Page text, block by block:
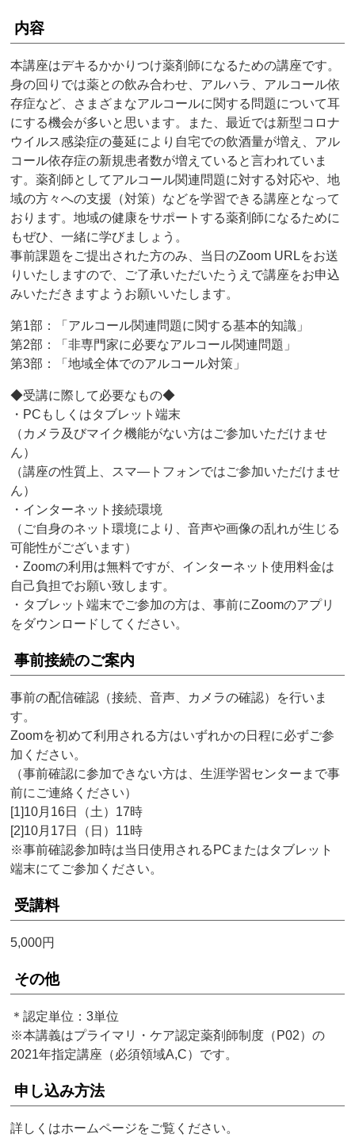
内容
本講座はデキるかかりつけ薬剤師になるための講座です。
身の回りでは薬との飲み合わせ、アルハラ、アルコール依
存症など、さまざまなアルコールに関する問題について耳
にする機会が多いと思います。また、最近では新型コロナ
ウイルス感染症の蔓延により自宅での飲酒量が増え、アル
コール依存症の新規患者数が増えていると言われていま
す。薬剤師としてアルコール関連問題に対する対応や、地
域の方々への支援（対策）などを学習できる講座となって
おります。地域の健康をサポートする薬剤師になるために
もぜひ、一緒に学びましょう。
事前課題をご提出された方のみ、当日のZoom URLをお送
りいたしますので、ご了承いただいたうえで講座をお申込
みいただきますようお願いいたします。
第1部：「アルコール関連問題に関する基本的知識」
第2部：「非専門家に必要なアルコール関連問題」
第3部：「地域全体でのアルコール対策」
◆受講に際して必要なもの◆
・PCもしくはタブレット端末
（カメラ及びマイク機能がない方はご参加いただけませ
ん）
（講座の性質上、スマ―トフォンではご参加いただけませ
ん）
・インターネット接続環境
（ご自身のネット環境により、音声や画像の乱れが生じる
可能性がございます）
・Zoomの利用は無料ですが、インターネット使用料金は
自己負担でお願い致します。
・タブレット端末でご参加の方は、事前にZoomのアプリ
をダウンロードしてください。
事前接続のご案内
事前の配信確認（接続、音声、カメラの確認）を行いま
す。
Zoomを初めて利用される方はいずれかの日程に必ずご参
加ください。
（事前確認に参加できない方は、生涯学習センターまで事
前にご連絡ください）
[1]10月16日（土）17時
[2]10月17日（日）11時
※事前確認参加時は当日使用されるPCまたはタブレット
端末にてご参加ください。
受講料
5,000円
その他
＊認定単位：3単位
※本講義はプライマリ・ケア認定薬剤師制度（P02）の
2021年指定講座（必須領域A,C）です。
申し込み方法
詳しくはホームページをご覧ください。